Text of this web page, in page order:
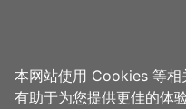
首页 > 想去的地方 > 美食、购物
本网站使用 Cookies 等相
有助于为您提供更佳的体